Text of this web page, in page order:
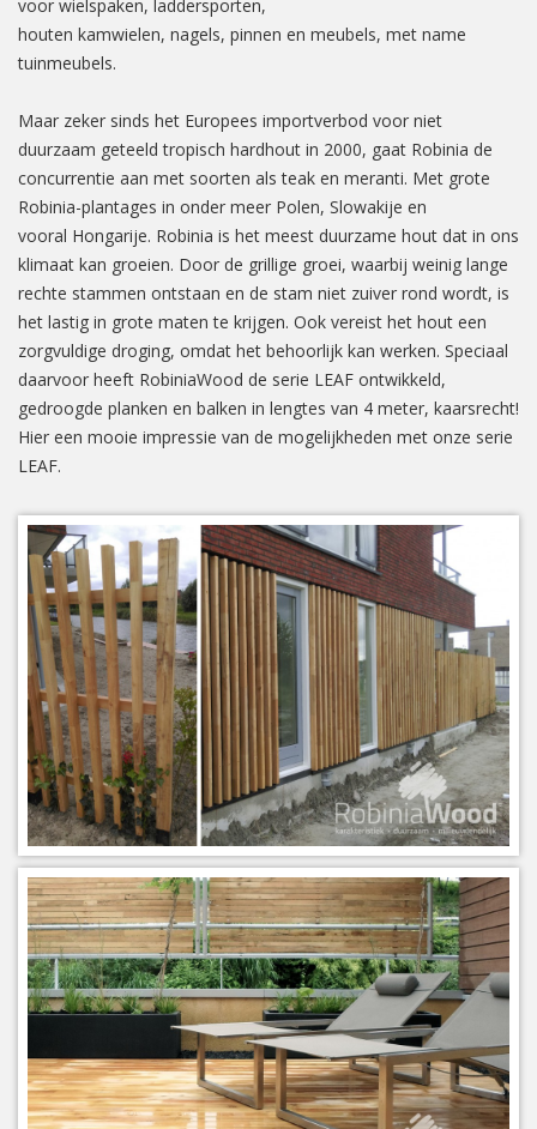
voor wielspaken, laddersporten,
houten kamwielen, nagels, pinnen en meubels, met name
tuinmeubels.
Maar zeker sinds het Europees importverbod voor niet
duurzaam geteeld tropisch hardhout in 2000, gaat Robinia de
concurrentie aan met soorten als teak en meranti. Met grote
Robinia-plantages in onder meer Polen, Slowakije en
vooral Hongarije. Robinia is het meest duurzame hout dat in ons
klimaat kan groeien. Door de grillige groei, waarbij weinig lange
rechte stammen ontstaan en de stam niet zuiver rond wordt, is
het lastig in grote maten te krijgen. Ook vereist het hout een
zorgvuldige droging, omdat het behoorlijk kan werken. Speciaal
daarvoor heeft RobiniaWood de serie LEAF ontwikkeld,
gedroogde planken en balken in lengtes van 4 meter, kaarsrecht!
Hier een mooie impressie van de mogelijkheden met onze serie
LEAF.